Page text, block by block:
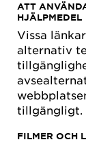
ATT
HJÄLPMEDEL
Vissa
alternativ
tillgängligt.
FILMER OCH